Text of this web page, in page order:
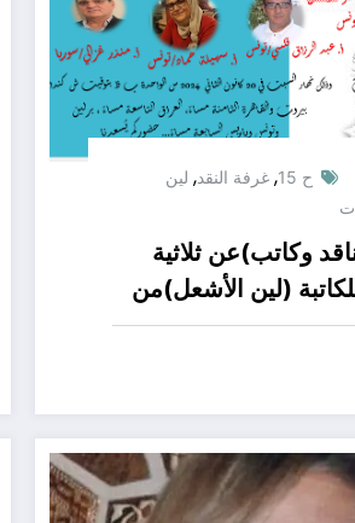
ح 15 , غرفة النقد, لين
(ناقد وكاتب)عن ثلاثية
(لين الأشعل)من
الحناح الثقافي
قلم